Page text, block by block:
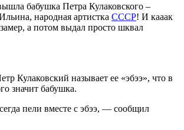
бабушка Петра Кулаковского –
народная артистка СССР! И кааак
а потом выдал просто шквал
Кулаковский называет ее «эбээ», что в
значит бабушка.
пели вместе с эбээ, — сообщил